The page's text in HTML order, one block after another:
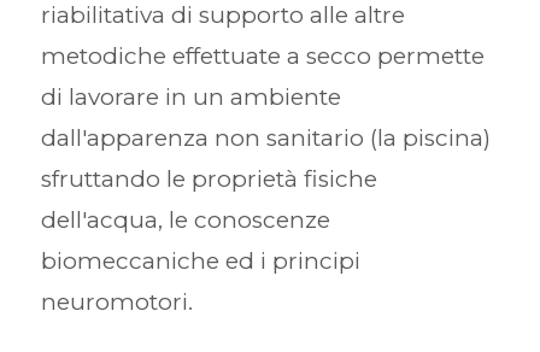
riabilitativa di supporto alle altre
metodiche effettuate a secco permette
di lavorare in un ambiente
dall'apparenza non sanitario (la piscina)
sfruttando le proprietà fisiche
dell'acqua, le conoscenze
biomeccaniche ed i principi
neuromotori.